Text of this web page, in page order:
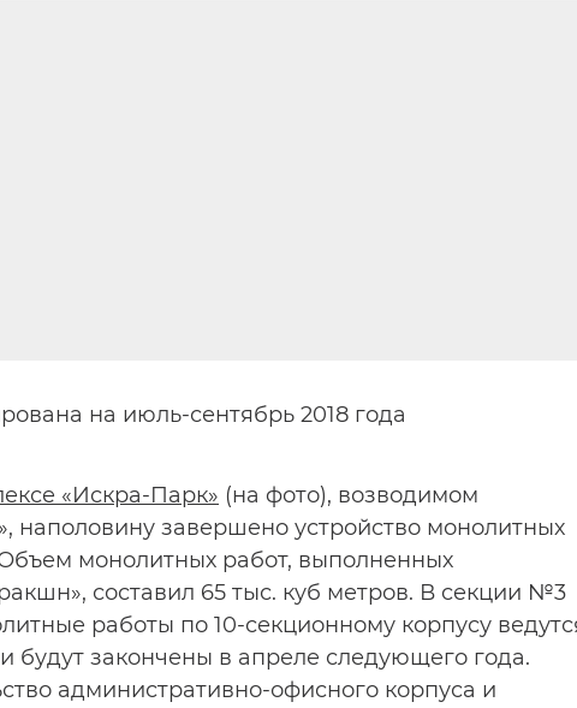
на июль-сентябрь 2018 года
«Искра-Парк» (на фото), возводимом
наполовину завершено устройство монолитных
монолитных работ, выполненных
составил 65 тыс. куб метров. В секции №3
работы по 10-секционному корпусу
будут закончены в апреле следующего года.
административно-офисного корпуса и